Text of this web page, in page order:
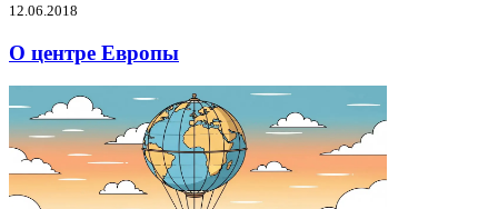
12.06.2018
О центре Европы